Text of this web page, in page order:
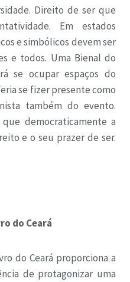
Direito de ser que
Em estados
e simbólicos devem ser
e todos. Uma Bienal do
se ocupar espaços do
se fizer presente como
também do evento.
que democraticamente a
e o seu prazer de ser.
do Ceará
do Ceará proporciona a
de protagonizar uma